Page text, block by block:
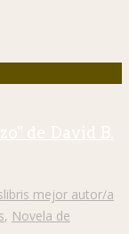
de David B.
mejor autor/a
, Novela de